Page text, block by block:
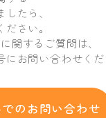
たら、
さい。
関するご質問は、
お問い合わせくだ
のお問い合わせ